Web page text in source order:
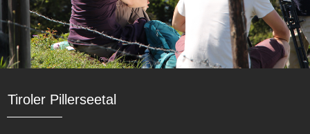
Tiroler Pillerseetal